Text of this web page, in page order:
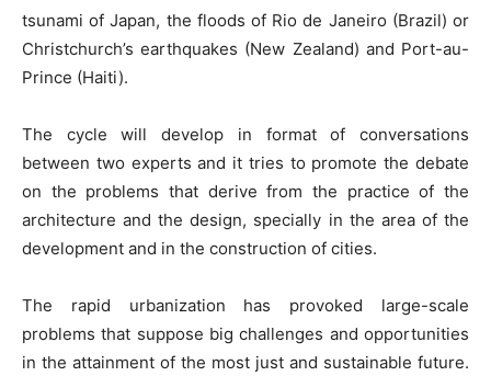
tsunami of Japan, the floods of Rio de Janeiro (Brazil) or
Christchurch’s earthquakes (New Zealand) and Port-au-
Prince (Haiti).
The cycle will develop in format of conversations
between two experts and it tries to promote the debate
on the problems that derive from the practice of the
architecture and the design, specially in the area of the
development and in the construction of cities.
The rapid urbanization has provoked large-scale
problems that suppose big challenges and opportunities
in the attainment of the most just and sustainable future.